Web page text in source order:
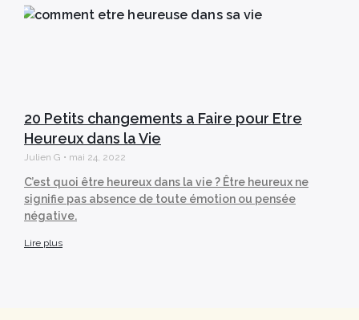
20 Petits changements a Faire pour Etre
Heureux dans la Vie
Julien G mai 24, 2022
C’est quoi être heureux dans la vie ? Être heureux ne
signifie pas absence de toute émotion ou pensée
négative.
Lire plus